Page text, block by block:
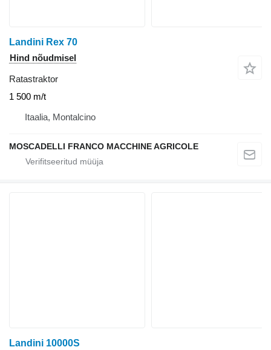
Landini Rex 70
Hind nõudmisel
Ratastraktor
1 500 m/t
Itaalia, Montalcino
MOSCADELLI FRANCO MACCHINE AGRICOLE
Landini 10000S